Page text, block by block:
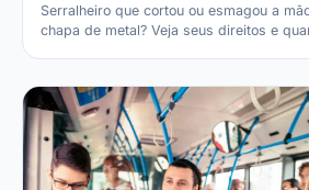
Serralheiro que cortou ou esmagou a
chapa de metal? Veja seus direitos e